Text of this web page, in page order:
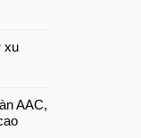
xu
AAC,